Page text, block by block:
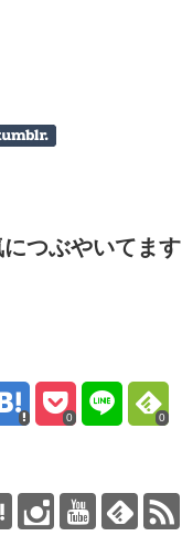
つぶやいてます
0 0